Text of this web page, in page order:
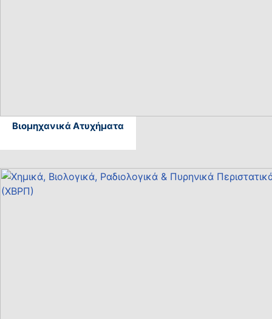
Βιομηχανικά Ατυχήματα